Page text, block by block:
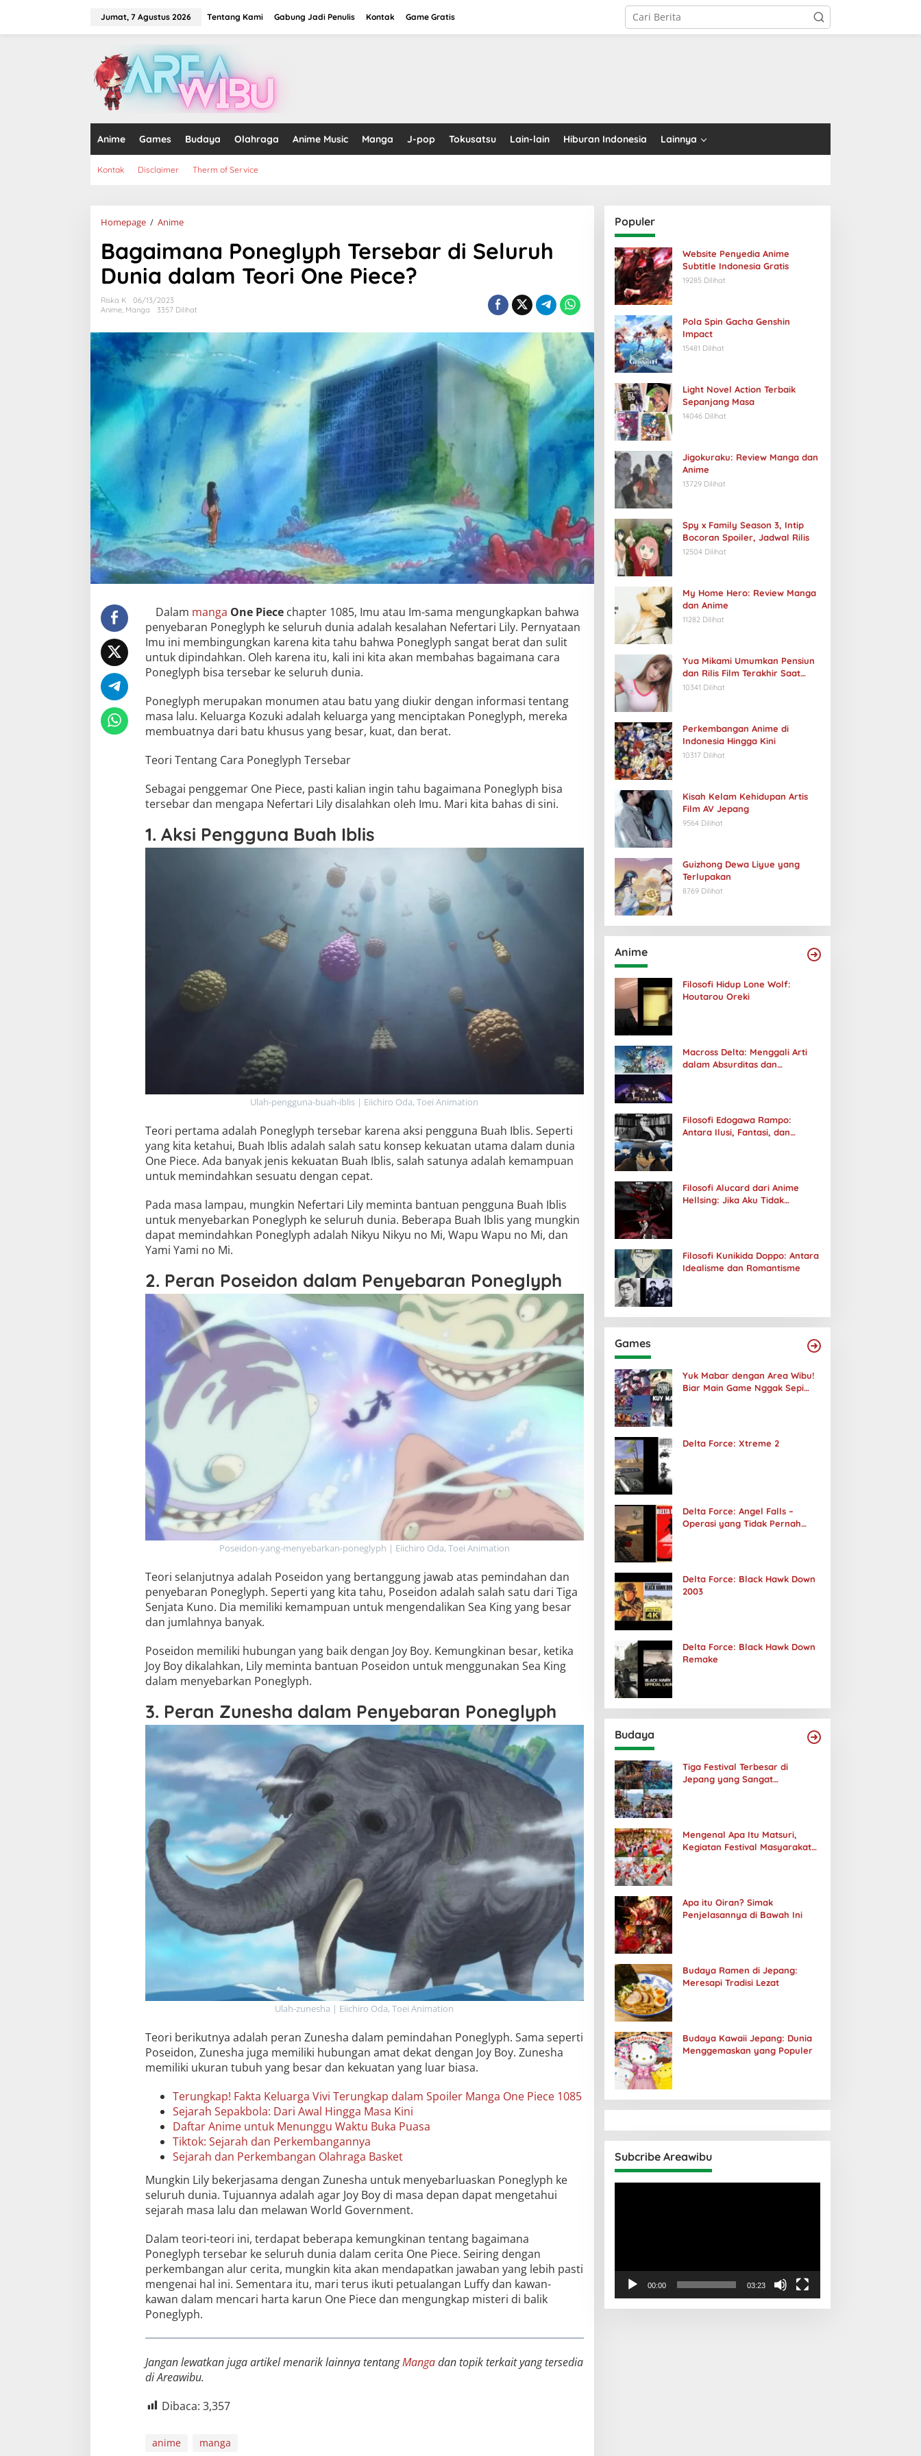
Jumat, 7 Agustus 2026 Tentang Kami Gabung Jadi Penulis Kontak Game Gratis
Anime Games Budaya Olahraga Anime Music Manga J-pop Tokusatsu Lain-lain Hiburan Indonesia Lainnya
Kontak Disclaimer Therm of Service
Homepage / AnimeBagaimana
Tersebar
di
Seluruh
Dunia
Teori
Piece?
Bagaimana Poneglyph Tersebar di Seluruh
Dunia dalam Teori One Piece?
Riska K
06/13/2023
Anime, Manga 3357 Dilihat
Dalam manga One Piecechapter 1085, Imu atau Im-sama mengungkapkan bahwa
penyebaran Poneglyph ke seluruh dunia adalah kesalahan Nefertari Lily. Pernyataan
Imu ini membingungkan karena kita tahu bahwa Poneglyph sangat berat dan sulit
untuk dipindahkan. Oleh karena itu, kali ini kita akan membahas bagaimana cara
Poneglyph bisa tersebar ke seluruh dunia.
Poneglyph merupakan monumen atau batu yang diukir dengan informasi tentang
masa lalu. Keluarga Kozuki adalah keluarga yang menciptakan Poneglyph, mereka
membuatnya dari batu khusus yang besar, kuat, dan berat.
Teori Tentang Cara Poneglyph Tersebar
Sebagai penggemar One Piece, pasti kalian ingin tahu bagaimana Poneglyph bisa
tersebar dan mengapa Nefertari Lily disalahkan oleh Imu. Mari kita bahas di sini.
1. Aksi Pengguna Buah Iblis
Ulah-pengguna-buah-iblis | Eiichiro Oda, Toei Animation
Teori pertama adalah Poneglyph tersebar karena aksi pengguna Buah Iblis. Seperti
yang kita ketahui, Buah Iblis adalah salah satu konsep kekuatan utama dalam dunia
One Piece. Ada banyak jenis kekuatan Buah Iblis, salah satunya adalah kemampuan
untuk memindahkan sesuatu dengan cepat.
Pada masa lampau, mungkin Nefertari Lily meminta bantuan pengguna Buah Iblis
untuk menyebarkan Poneglyph ke seluruh dunia. Beberapa Buah Iblis yang mungkin
dapat memindahkan Poneglyph adalah Nikyu Nikyu no Mi, Wapu Wapu no Mi, dan
Yami Yami no Mi.
2. Peran Poseidon dalam Penyebaran Poneglyph
Poseidon-yang-menyebarkan-poneglyph | Eiichiro Oda, Toei Animation
Teori selanjutnya adalah Poseidon yang bertanggung jawab atas pemindahan dan
penyebaran Poneglyph. Seperti yang kita tahu, Poseidon adalah salah satu dari Tiga
Senjata Kuno. Dia memiliki kemampuan untuk mengendalikan Sea King yang besar
dan jumlahnya banyak.
Poseidon memiliki hubungan yang baik dengan Joy Boy. Kemungkinan besar, ketika
Joy Boy dikalahkan, Lily meminta bantuan Poseidon untuk menggunakan Sea King
dalam menyebarkan Poneglyph.
3. Peran Zunesha dalam Penyebaran Poneglyph
Ulah-zunesha | Eiichiro Oda, Toei Animation
Teori berikutnya adalah peran Zunesha dalam pemindahan Poneglyph. Sama seperti
Poseidon, Zunesha juga memiliki hubungan amat dekat dengan Joy Boy. Zunesha
memiliki ukuran tubuh yang besar dan kekuatan yang luar biasa.
Terungkap! Fakta Keluarga Vivi Terungkap dalam Spoiler Manga One Piece 1085
Sejarah Sepakbola: Dari Awal Hingga Masa Kini
Daftar Anime untuk Menunggu Waktu Buka Puasa
Tiktok: Sejarah dan Perkembangannya
Sejarah dan Perkembangan Olahraga Basket
Mungkin Lily bekerjasama dengan Zunesha untuk menyebarluaskan Poneglyph ke
seluruh dunia. Tujuannya adalah agar Joy Boy di masa depan dapat mengetahui
sejarah masa lalu dan melawan World Government.
Dalam teori-teori ini, terdapat beberapa kemungkinan tentang bagaimana
Poneglyph tersebar ke seluruh dunia dalam cerita One Piece. Seiring dengan
perkembangan alur cerita, mungkin kita akan mendapatkan jawaban yang lebih pasti
mengenai hal ini. Sementara itu, mari terus ikuti petualangan Luffy dan kawan-
kawan dalam mencari harta karun One Piece dan mengungkap misteri di balik
Poneglyph.
Jangan lewatkan juga artikel menarik lainnya tentangMangadan topik terkait yang tersedia
di Areawibu.
Dibaca: 3,357
anime manga
Populer
Website Penyedia Anime
Subtitle Indonesia Gratis
19285 Dilihat
Pola Spin Gacha Genshin
Impact
15481 Dilihat
Light Novel Action Terbaik
Sepanjang Masa
14046 Dilihat
Jigokuraku: Review Manga dan
Anime
13729 Dilihat
Spy x Family Season 3, Intip
Bocoran Spoiler, Jadwal Rilis
12504 Dilihat
My Home Hero: Review Manga
dan Anime
11282 Dilihat
Yua Mikami Umumkan Pensiun
dan Rilis Film Terakhir Saat
Ulang Tahun
10341 Dilihat
Perkembangan Anime di
Indonesia Hingga Kini
10317 Dilihat
Kisah Kelam Kehidupan Artis
Film AV Jepang
9564 Dilihat
Guizhong Dewa Liyue yang
Terlupakan
8769 Dilihat
Anime
Filosofi Hidup Lone Wolf:
Houtarou Oreki
Macross Delta: Menggali Arti
dalam Absurditas dan
Filosofi Edogawa Rampo:
Antara Ilusi, Fantasi, dan
Filosofi Alucard dari Anime
Hellsing: Jika Aku Tidak
Filosofi Kunikida Doppo: Antara
Idealisme dan Romantisme
Games
Yuk Mabar dengan Area Wibu!
Biar Main Game Nggak Sepi
Delta Force: Xtreme 2
Delta Force: Angel Falls –
Operasi yang Tidak Pernah
Delta Force: Black Hawk Down
2003
Delta Force: Black Hawk Down
Remake
Budaya
Tiga Festival Terbesar di
Jepang yang Sangat
Mengenal Apa Itu Matsuri,
Kegiatan Festival Masyarakat
Apa itu Oiran? Simak
Penjelasannya di Bawah Ini
Budaya Ramen di Jepang:
Meresapi Tradisi Lezat
Budaya Kawaii Jepang: Dunia
Menggemaskan yang Populer
Subcribe Areawibu
00:00 03:23